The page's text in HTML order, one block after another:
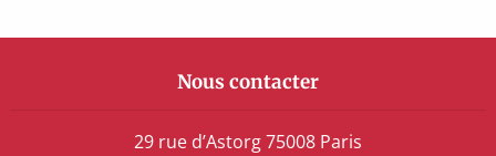
Nous contacter
29 rue d’Astorg 75008 Paris